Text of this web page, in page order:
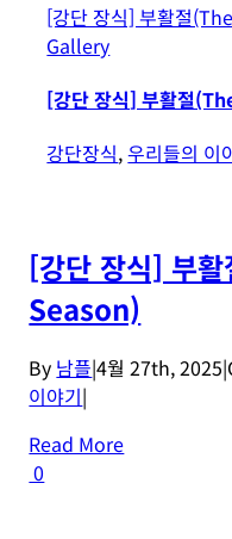
[강단 장식] 부활절
Gallery
[강단 장식] 부활절
강단장식,우리들의 이
[강단 장식] 부
Season)
By 남플|4월 27th, 2025|
이야기|
Read More
0